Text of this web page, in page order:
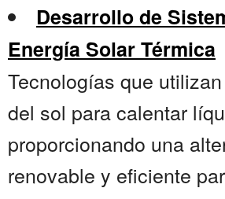
Desarrollo de
Energía Solar Térmica
Tecnologías que
del sol para calentar
proporcionando una
renovable y eficiente